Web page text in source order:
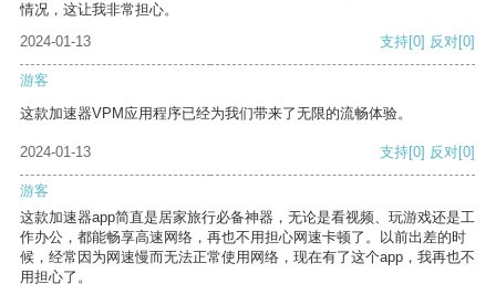
情况，这让我非常担心。
2024-01-13
支持[0] 反对[0]
游客
这款加速器VPM应用程序已经为我们带来了无限的流畅体验。
2024-01-13 支持[0] 反对[0]
游客
这款加速器app简直是居家旅行必备神器，无论是看视频、玩游戏还是工
作办公，都能畅享高速网络，再也不用担心网速卡顿了。以前出差的时
候，经常因为网速慢而无法正常使用网络，现在有了这个app，我再也不
用担心了。